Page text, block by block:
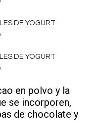
en polvo y la
se incorporen,
de chocolate y